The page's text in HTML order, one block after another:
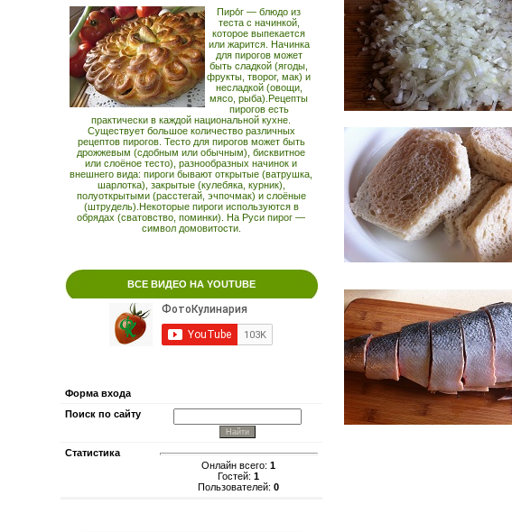
Пиро́г — блюдо из
теста с начинкой,
которое выпекается
или жарится. Начинка
для пирогов может
быть сладкой (ягоды,
фрукты, творог, мак) и
несладкой (овощи,
мясо, рыба).Рецепты
пирогов есть
практически в каждой национальной кухне.
Существует большое количество различных
рецептов пирогов. Тесто для пирогов может быть
дрожжевым (сдобным или обычным), бисквитное
или слоёное тесто), разнообразных начинок и
внешнего вида: пироги бывают открытые (ватрушка,
шарлотка), закрытые (кулебяка, курник),
полуоткрытыми (расстегай, эчпочмак) и слоёные
(штрудель).Некоторые пироги используются в
обрядах (сватовство, поминки). На Руси пирог —
символ домовитости.
ВСЕ ВИДЕО НА YOUTUBE
Форма входа
Поиск по сайту
Статистика
Онлайн всего: 1
Гостей: 1
Пользователей: 0